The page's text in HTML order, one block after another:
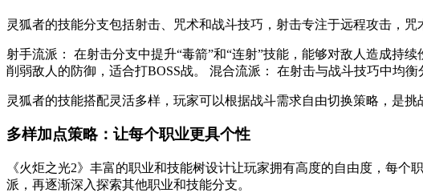
灵狐者的技能分支包括射击、咒术和战斗技巧，射击专注于远程攻击，
射手流派： 在射击分支中提升“毒箭”和“连射”技能，能够对敌人造成持
削弱敌人的防御，适合打BOSS战。 混合流派： 在射击与战斗技巧中均
灵狐者的技能搭配灵活多样，玩家可以根据战斗需求自由切换策略，是挑
多样加点策略：让每个职业更具个性
《火炬之光2》丰富的职业和技能树设计让玩家拥有高度的自由度，每
派，再逐渐深入探索其他职业和技能分支。